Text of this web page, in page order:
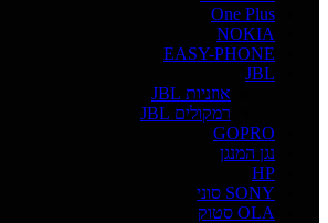
One Plus
NOKIA
EASY-PHONE
JBL
אוזניות JBL
רמקולים JBL
GOPRO
נגן המנגן
HP
SONY סוני
OLA סטוק